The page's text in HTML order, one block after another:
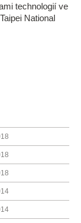
technologií ve
National